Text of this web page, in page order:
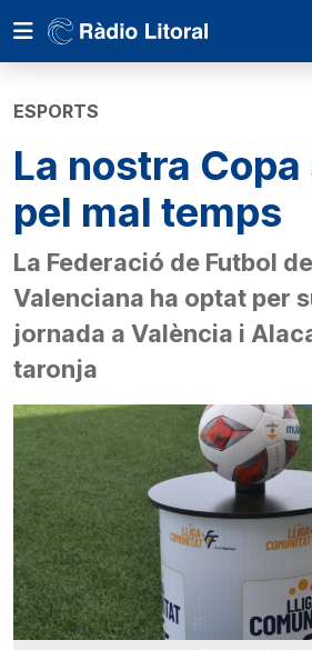
ESPORTS
La nostra
pel mal temps
La Federació de Futbol
Valenciana ha optat per
jornada a València i
taronja